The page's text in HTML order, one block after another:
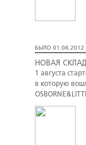
БЫЛО 01.08.2012
НОВАЯ
1 августа
в которую